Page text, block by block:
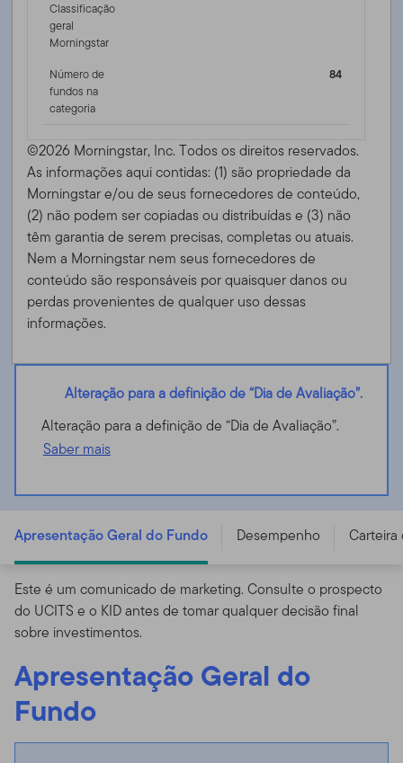
Classificação
geral
Morningstar
Número de
fundos na
categoria
84
©2026 Morningstar, Inc. Todos os direitos reservados.
As informações aqui contidas: (1) são propriedade da
Morningstar e/ou de seus fornecedores de conteúdo,
(2) não podem ser copiadas ou distribuídas e (3) não
têm garantia de serem precisas, completas ou atuais.
Nem a Morningstar nem seus fornecedores de
conteúdo são responsáveis ​​por quaisquer danos ou
perdas provenientes de qualquer uso dessas
informações.
Alteração para a definição de “Dia de Avaliação”.
Alteração para a definição de “Dia de Avaliação”.
Saber mais
LU0229949994
Apresentação Geral do Fundo Desempenho
Este é um comunicado de marketing. Consulte o prospecto
do UCITS e o KID antes de tomar qualquer decisão final
sobre investimentos.
Apresentação Geral do
Fundo